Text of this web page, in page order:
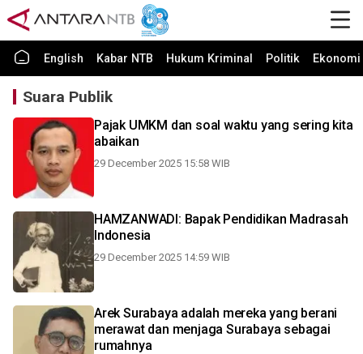
English Kabar NTB Hukum Kriminal Politik
Suara Publik
Pajak UMKM dan soal waktu yang sering kita
abaikan
29 December 2025 15:58 WIB
HAMZANWADI: Bapak Pendidikan Madrasah
Indonesia
29 December 2025 14:59 WIB
Arek Surabaya adalah mereka yang berani
merawat dan menjaga Surabaya sebagai
rumahnya